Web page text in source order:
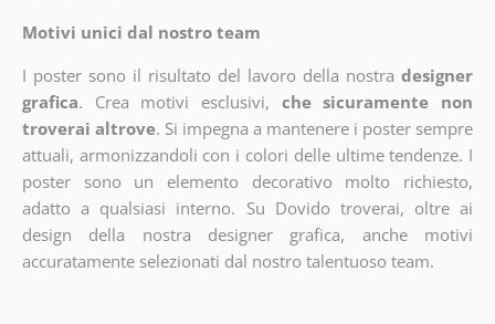
Motivi unici dal nostro team
I poster sono il risultato del lavoro della nostra designer
grafica. Crea motivi esclusivi, che sicuramente non
troverai altrove. Si impegna a mantenere i poster sempre
attuali, armonizzandoli con i colori delle ultime tendenze. I
poster sono un elemento decorativo molto richiesto,
adatto a qualsiasi interno. Su Dovido troverai, oltre ai
design della nostra designer grafica, anche motivi
accuratamente selezionati dal nostro talentuoso team.